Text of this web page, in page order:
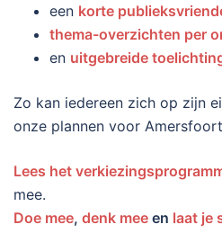
een korte
thema-overzichten per
en uitgebreide
Zo kan iedereen zich op zijn
onze plannen voor
Lees het
mee.
Doe mee, denk mee en laat je